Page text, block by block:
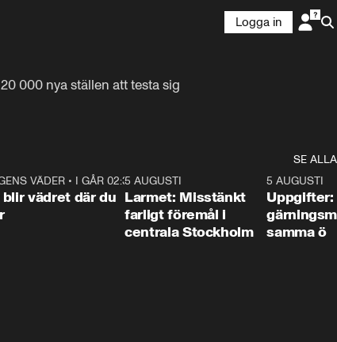
Logga in
000 nya ställen att testa sig
SE ALLA
1:06
VÄDER• I GÅR 02:30
blir vädret där du
0:35
5 AUGUSTI
Larmet: Misstänkt
farligt föremål i
centrala Stockholm
5 AUGUSTI
Uppgifter:
samma ö